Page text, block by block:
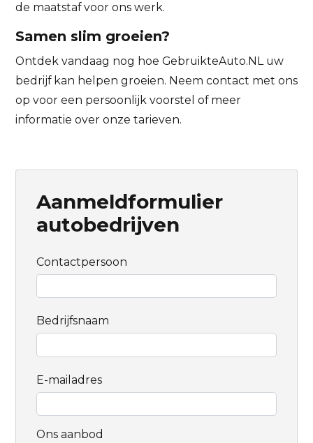
de maatstaf voor ons werk.
Samen slim groeien?
Ontdek vandaag nog hoe GebruikteAuto.NL uw
bedrijf kan helpen groeien. Neem contact met ons
op voor een persoonlijk voorstel of meer
informatie over onze tarieven.
Aanmeldformulier
autobedrijven
Contactpersoon
Bedrijfsnaam
E-mailadres
Ons aanbod